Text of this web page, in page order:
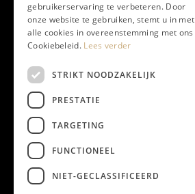
gebruikerservaring te verbeteren. Door
onze website te gebruiken, stemt u in met
alle cookies in overeenstemming met ons
Cookiebeleid. Lees verder
STRIKT NOODZAKELIJK
PRESTATIE
TARGETING
FUNCTIONEEL
NIET-GECLASSIFICEERD